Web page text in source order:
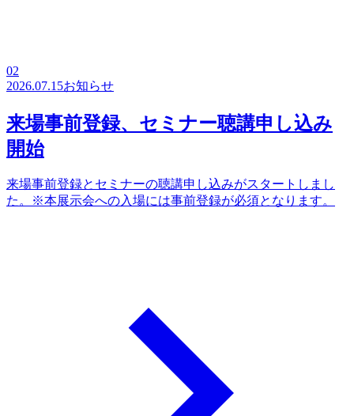
02
2026.07.15お知らせ
来場事前登録、セミナー聴講申し込み
開始
来場事前登録とセミナーの聴講申し込みがスタートしまし
た。※本展示会への入場には事前登録が必須となります。